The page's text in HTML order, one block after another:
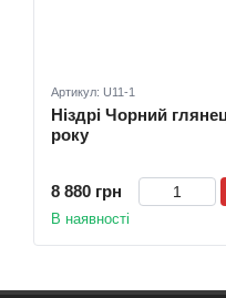
Артикул: U11-1
Ніздрі Чорний
року
8 880 грн
В наявності